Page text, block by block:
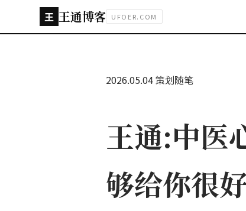
王 王通博客 UFOER.COM
2026.05.04策划随笔
王通:中医
够给你很